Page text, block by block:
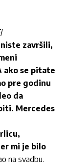
završili,
ako se pitate
pre godinu
da
Mercedes
mi je bilo
na svadbu.